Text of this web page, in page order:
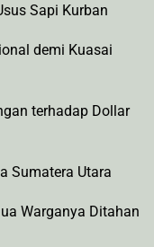
Sapi Kurban
demi Kuasai
terhadap Dollar
Sumatera Utara
Warganya Ditahan